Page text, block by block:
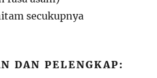
secukupnya
DAN PELENGKAP: